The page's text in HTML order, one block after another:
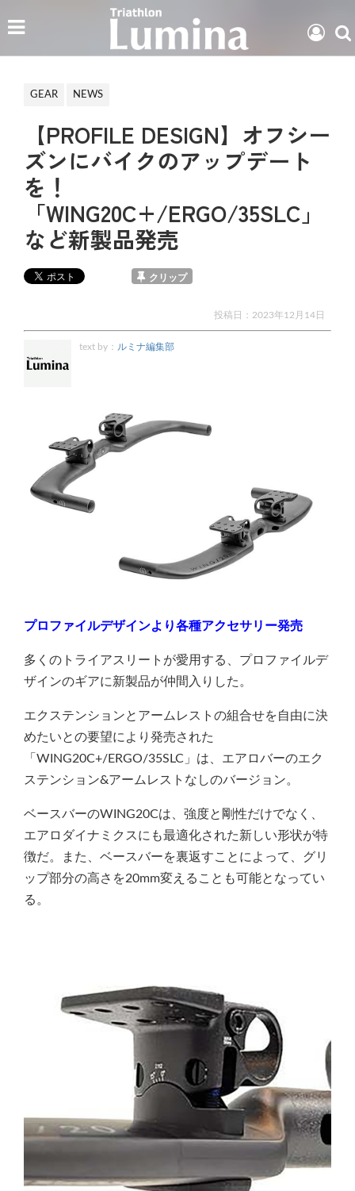
GEAR NEWS
【PROFILE DESIGN】オフシー
ズンにバイクのアップデート
を！
「WING20C+/ERGO/35SLC」
など新製品発売
クリップ
投稿日： 2023年12月14日
text by： ルミナ編集部
プロファイルデザインより各種アクセサリー発売
多くのトライアスリートが愛用する、プロファイルデ
ザインのギアに新製品が仲間入りした。
エクステンションとアームレストの組合せを自由に決
めたいとの要望により発売された
「WING20C+/ERGO/35SLC」は、エアロバーのエク
ステンション&アームレストなしのバージョン。
ベースバーのWING20Cは、強度と剛性だけでなく、
エアロダイナミクスにも最適化された新しい形状が特
徴だ。また、ベースバーを裏返すことによって、グリ
ップ部分の高さを20mm変えることも可能となってい
る。